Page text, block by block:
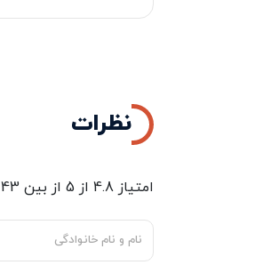
نظرات
امتیاز 4.8 از 5 از بین 43